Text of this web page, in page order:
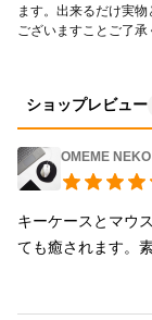
ます。出来るだけ実
ございますことご了承
ショップレビュー
OMEME
キーケースとマウ
ても癒されます。